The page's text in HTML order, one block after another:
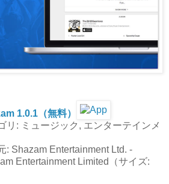
1.0.1（無料）
リ: ミュージック, エンターテインメ
: Shazam Entertainment Ltd. -
Entertainment Limited（サイズ: